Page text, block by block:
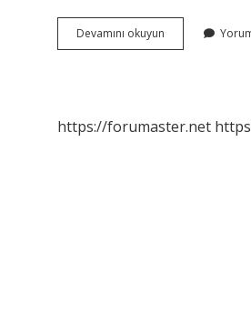
Devamını okuyun
Tadı
https://forumaster.net